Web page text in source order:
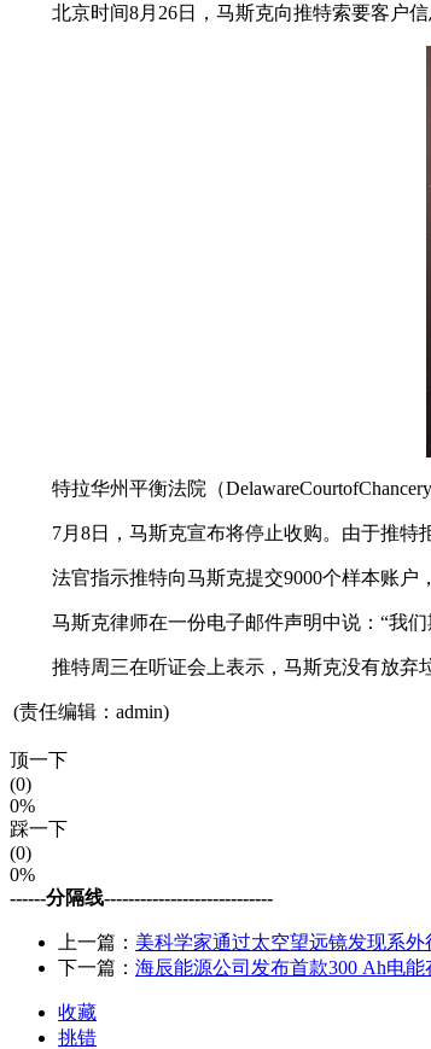
北京时间8月26日，马斯克向推特索要客户信
特拉华州平衡法院（
7月8日，马斯克宣布将停止收购。由于推特拒
法官指示推特向马斯克提交9000个样本账户，
马斯克律师在一份电子邮件声明中说：“我们
推特周三在听证会上表示，马斯克没有放弃垃
(责任编辑：admin)
顶一下
(0)
0%
踩一下
(0)
0%
------分隔线----------------------------
上一篇： 美科学家通过太空望远镜发现系
下一篇： 海辰能源公司发布首款300 Ah电
收藏
挑错